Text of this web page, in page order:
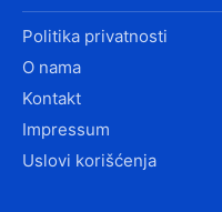
Politika privatnosti
O nama
Kontakt
Impressum
Uslovi korišćenja